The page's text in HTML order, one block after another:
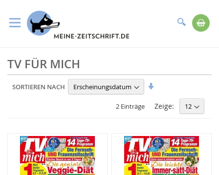
Suche
zum
Inhalt
TV FÜR MICH
SORTIEREN NACH
Reihenfolge
Zeige:
2 Einträge